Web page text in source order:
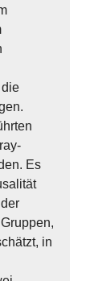
Es
in